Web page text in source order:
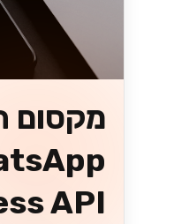
מקסום
API